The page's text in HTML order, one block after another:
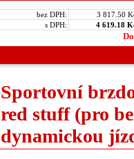
bez DPH:
3 817.50
s DPH:
4 619.18
Sportovní
red stuff (pro
dynamickou